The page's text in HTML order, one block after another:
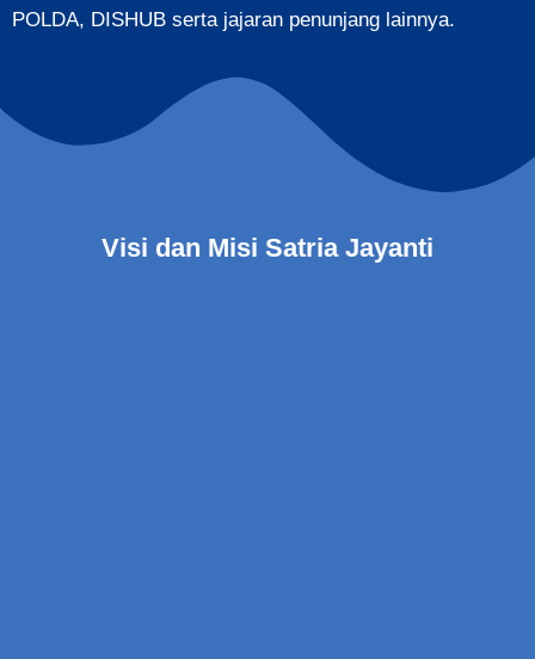
POLDA, DISHUB serta jajaran penunjang lainnya.
Visi dan Misi Satria Jayanti